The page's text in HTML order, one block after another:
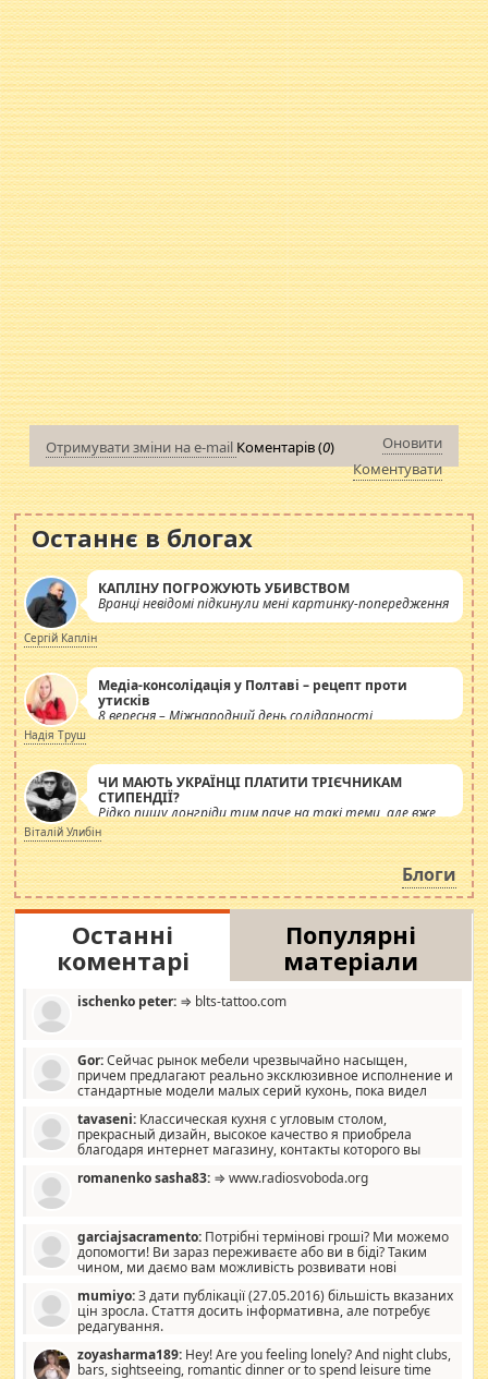
Отримувати зміни на e-mail Коментарів (0)
Оновити
Коментувати
Останнє в блогах
КАПЛІНУ ПОГРОЖУЮТЬ УБИВСТВОМ
Вранці невідомі підкинули мені картинку-попередження
Сергій Каплін
Медіа-консолідація у Полтаві – рецепт проти
утисків
8 вересня – Міжнародний день солідарності
журналістів.
Надія Труш
ЧИ МАЮТЬ УКРАЇНЦІ ПЛАТИТИ ТРІЄЧНИКАМ
СТИПЕНДІЇ?
Рідко пишу лонгріди тим паче на такі теми, але вже
просто дістало! Обурюють сьогоднішні інсенуації
навколо стипендіального питання. Штучно
роздувається ще одна соціальна катастрофа.
Віталій Улибін
Блоги
Останні
коментарі
Популярні
матеріали
ischenko peter: ⇒ blts-tattoo.com
Gor:Сейчас рынок мебели чрезвычайно насыщен,
причем предлагают реально эксклюзивное исполнение и
стандартные модели малых серий кухонь, пока видел
стандартные формы, в MebelOk, креативненько и что главное -
со вкусом все в порядке, без ненужных наворотов удорожающих
мебель, а это не последний фактор.
tavaseni: Классическая кухня с угловым столом,
прекрасный дизайн, высокое качество я приобрела
благодаря интернет магазину, контакты которого вы
romanenko sasha83: ⇒ www.radiosvoboda.org
garciajsacramento: Потрібні термінові гроші? Ми можемо
допомогти! Ви зараз переживаєте або ви в біді? Таким
чином, ми даємо вам можливість розвивати нові
допомагати людям, які намагаються дати їм шанс. Кожен
заслуговує на другий шанс, і, оскільки влада не зможе, вони
повинні приймати від інших. Для нас нема багато суми, і зрілість
витрат, а тільки узгоджених сум і нічого іншого. Не чекайте і не
коментуйте цей пост. Введіть суму, яку ви хочете подати, і ми
mumiyo:З дати публікації (27.05.2016) більшість вказаних
цін зросла. Стаття досить інформативна, але потребує
редагування.
zoyasharma189: Hey! Are you feeling lonely? And night clubs,
bars, sightseeing, romantic dinner or to spend leisure time